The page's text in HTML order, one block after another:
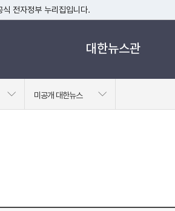
전자정부 누리집입니다.
기
리집은 대한민국 정부기관이 관리하는 누리집입니
대한뉴스관
미공개 대한뉴스